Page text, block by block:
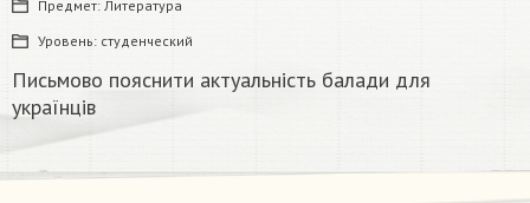
Предмет: Литература
Уровень: студенческий
Письмово пояснити актуальність балади для
українців